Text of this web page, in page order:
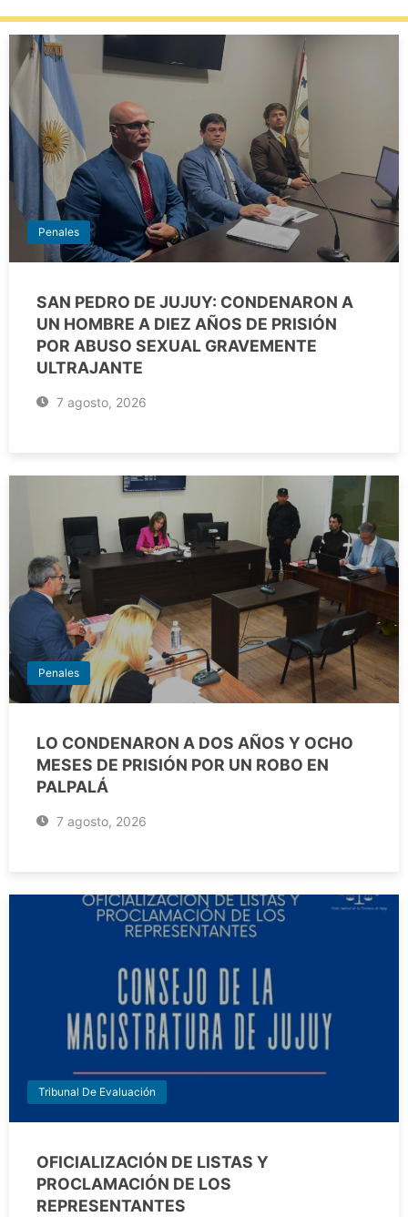
Penales
SAN PEDRO DE JUJUY: CONDENARON A
UN HOMBRE A DIEZ AÑOS DE PRISIÓN
POR ABUSO SEXUAL GRAVEMENTE
ULTRAJANTE
7 agosto, 2026
Penales
LO CONDENARON A DOS AÑOS Y OCHO
MESES DE PRISIÓN POR UN ROBO EN
PALPALÁ
7 agosto, 2026
Tribunal De Evaluación
OFICIALIZACIÓN DE LISTAS Y
PROCLAMACIÓN DE LOS
REPRESENTANTES